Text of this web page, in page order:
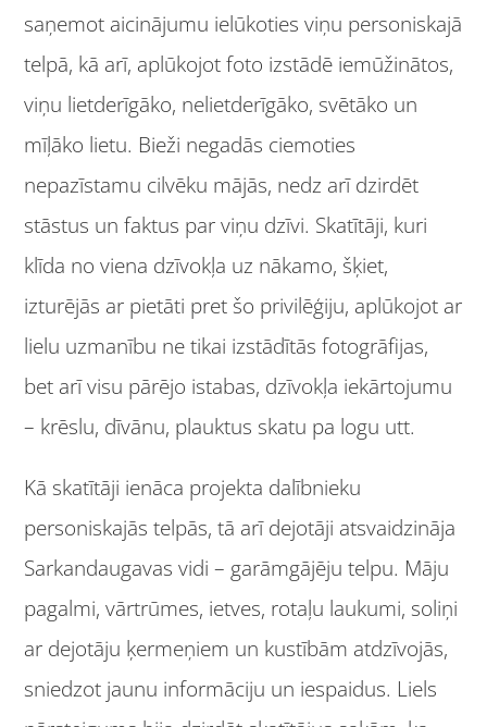
saņemot aicinājumu ielūkoties viņu personiskajā
telpā, kā arī, aplūkojot foto izstādē iemūžinātos,
viņu lietderīgāko, nelietderīgāko, svētāko un
mīļāko lietu. Bieži negadās ciemoties
nepazīstamu cilvēku mājās, nedz arī dzirdēt
stāstus un faktus par viņu dzīvi. Skatītāji, kuri
klīda no viena dzīvokļa uz nākamo, šķiet,
izturējās ar pietāti pret šo privilēģiju, aplūkojot ar
lielu uzmanību ne tikai izstādītās fotogrāfijas,
bet arī visu pārējo istabas, dzīvokļa iekārtojumu
– krēslu, dīvānu, plauktus skatu pa logu utt.
Kā skatītāji ienāca projekta dalībnieku
personiskajās telpās, tā arī dejotāji atsvaidzināja
Sarkandaugavas vidi – garāmgājēju telpu. Māju
pagalmi, vārtrūmes, ietves, rotaļu laukumi, soliņi
ar dejotāju ķermeņiem un kustībām atdzīvojās,
sniedzot jaunu informāciju un iespaidus. Liels